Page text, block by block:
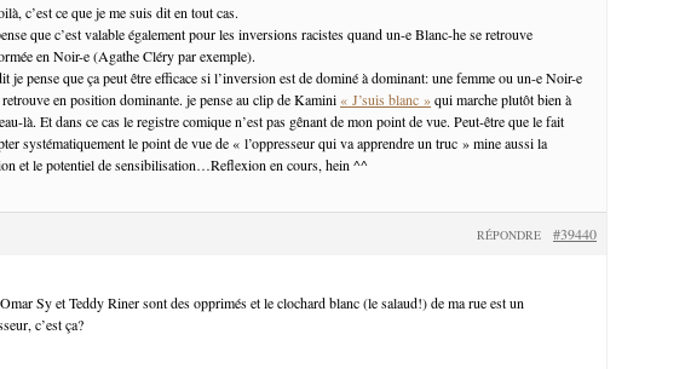
c’est ce que je me suis dit en tout cas.
que c’est valable également pour les inversions racistes quand un-e Blanc-he se retrouve
en Noir-e (Agathe Cléry par exemple).
je pense que ça peut être efficace si l’inversion est de dominé à dominant: une femme ou un-e Noir-e
en position dominante. je pense au clip de Kamini « J’suis blanc »qui marche plutôt bien à
là. Et dans ce cas le registre comique n’est pas gênant de mon point de vue. Peut-être que le fait
systématiquement le point de vue de « l’oppresseur qui va apprendre un truc » mine aussi la
et le potentiel de sensibilisation…Reflexion en cours, hein ^^
#39440
RÉPONDRE
Sy et Teddy Riner sont des opprimés et le clochard blanc (le salaud!) de ma rue est un
c’est ça?